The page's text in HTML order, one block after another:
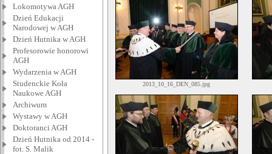
Lokomotywa AGH
Dzień Edukacji
Narodowej w AGH
Dzień Hutnika w AGH
Profesorowie honorowi
AGH
Wydarzenia w AGH
Studenckie Koła
Naukowe AGH
Archiwum
Wystawy w AGH
Doktoranci AGH
Dzień Hutnika od 2014 -
fot. S. Malik
2013_10_16_DEN_085.jpg